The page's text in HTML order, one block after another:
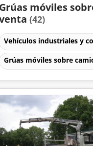
Grúas móviles
(42)
Vehículos industriales y
Grúas móviles sobre